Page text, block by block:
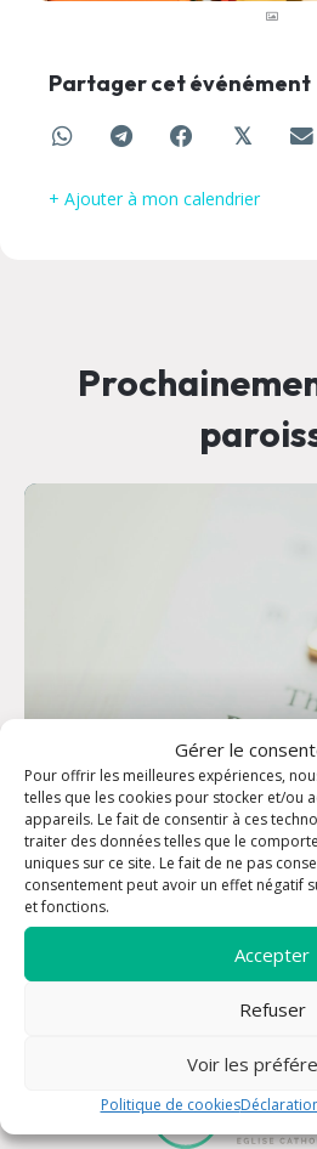
Gérer le
Pour offrir les meilleures expériences,
telles que les cookies pour stocker et/ou
appareils. Le fait de consentir à ces
traiter des données telles que le
uniques sur ce site. Le fait de ne pas
consentement peut avoir un effet négatif
et fonctions.
Accepter
Refuser
Voir les
Politique de cookies
Partager cet événément
𝕏
+ Ajouter à mon calendrier
Office des Laudes